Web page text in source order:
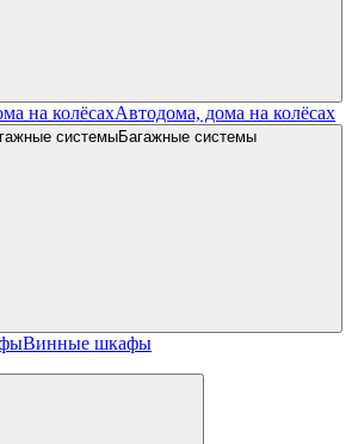
Автодома, дома на колёсах
Багажные системы
Винные шкафы